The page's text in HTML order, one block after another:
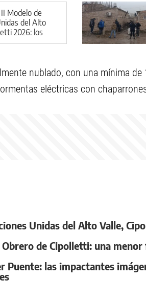
Modelo de
del Alto
2026: los
nublado, con una mínima
eléctricas con
Unidas del Alto Valle,
de Cipolletti: una menor
Puente: las impactantes